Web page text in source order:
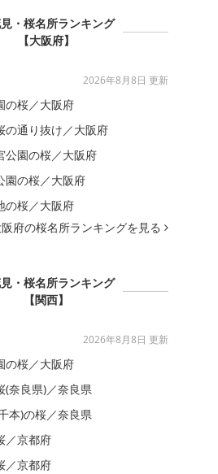
・桜名所ランキング
【大阪府】
2026年8月8日 更新
の桜／大阪府
通り抜け／大阪府
公園の桜／大阪府
園の桜／大阪府
の桜／大阪府
府の桜名所ランキングを見る
・桜名所ランキング
【関西】
2026年8月8日 更新
の桜／大阪府
(奈良県)／奈良県
本)の桜／奈良県
／京都府
／京都府